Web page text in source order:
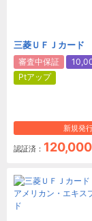
三菱ＵＦＪカード
審査中保証
Ptアップ
新規発
認証済： 120,000